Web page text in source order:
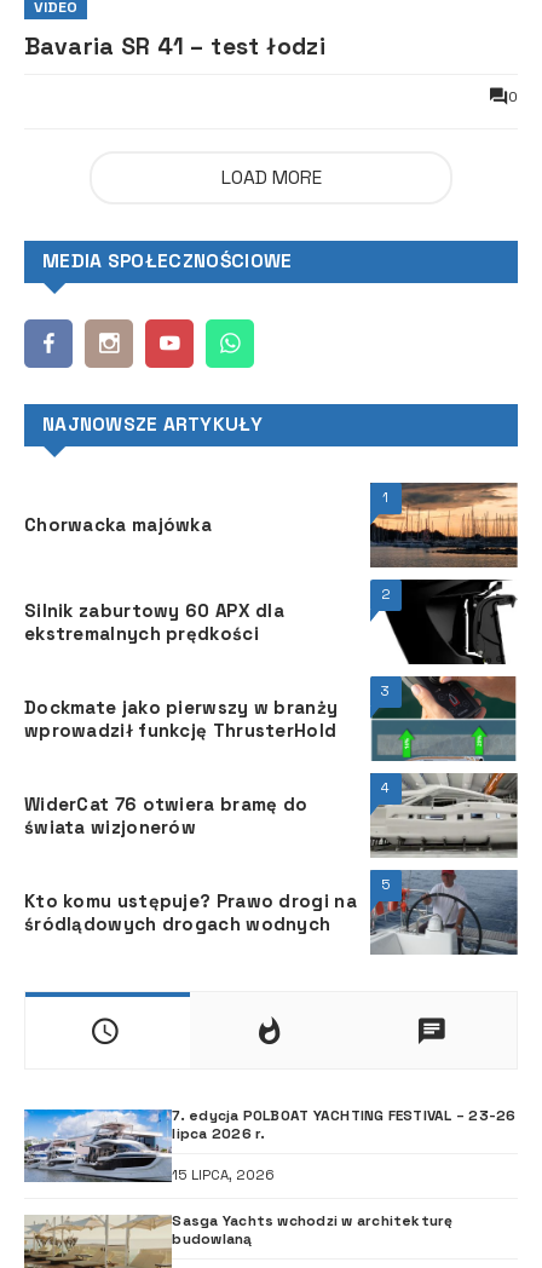
VIDEO
Bavaria SR 41 – test łodzi
0
LOAD MORE
MEDIA SPOŁECZNOŚCIOWE
NAJNOWSZE ARTYKUŁY
1
Chorwacka majówka
2
Silnik zaburtowy 60 APX dla
ekstremalnych prędkości
3
Dockmate jako pierwszy w branży
wprowadził funkcję ThrusterHold
4
WiderCat 76 otwiera bramę do
świata wizjonerów
5
Kto komu ustępuje? Prawo drogi na
śródlądowych drogach wodnych
7. edycja POLBOAT YACHTING FESTIVAL – 23-26
lipca 2026 r.
15 LIPCA, 2026
Sasga Yachts wchodzi w architekturę
budowlaną